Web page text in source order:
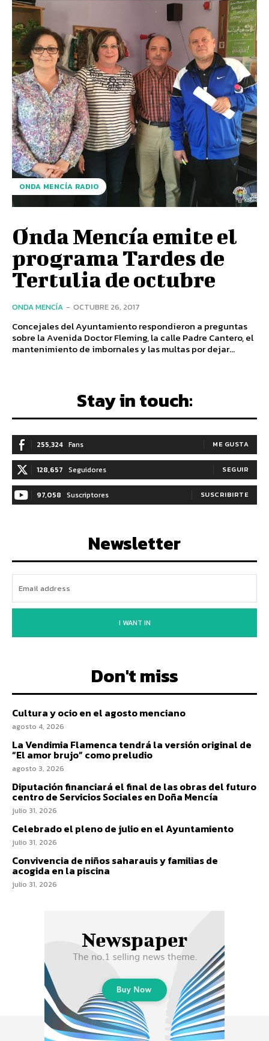
ONDA MENCÍA RADIO
Onda Mencía emite el
programa Tardes de
Tertulia de octubre
ONDA MENCÍA - OCTUBRE 26, 2017
Concejales del Ayuntamiento respondieron a preguntas
sobre la Avenida Doctor Fleming, la calle Padre Cantero, el
mantenimiento de imbornales y las multas por dejar...
Stay in touch:
255,324 Fans ME GUSTA
128,657 Seguidores SEGUIR
97,058 Suscriptores SUSCRIBIRTE
Newsletter
I WANT IN
Don't miss
Cultura y ocio en el agosto menciano
agosto 4, 2026
La Vendimia Flamenca tendrá la versión original de
“El amor brujo” como preludio
agosto 3, 2026
Diputación financiará el final de las obras del futuro
centro de Servicios Sociales en Doña Mencía
julio 31, 2026
Celebrado el pleno de julio en el Ayuntamiento
julio 31, 2026
Convivencia de niños saharauis y familias de
acogida en la piscina
julio 31, 2026